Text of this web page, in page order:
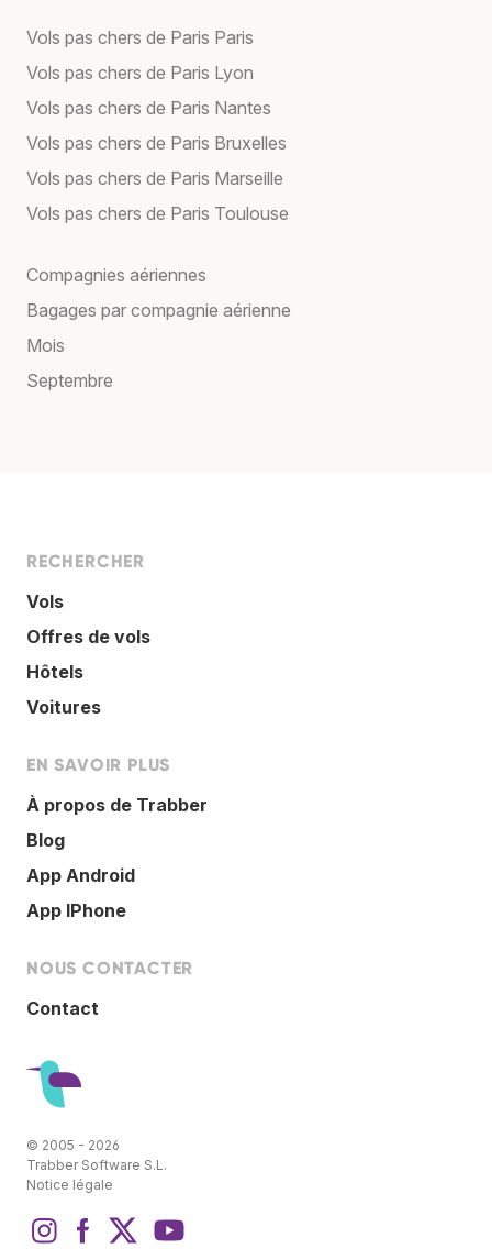
Vols pas chers de Paris Paris
Vols pas chers de Paris Lyon
Vols pas chers de Paris Nantes
Vols pas chers de Paris Bruxelles
Vols pas chers de Paris Marseille
Vols pas chers de Paris Toulouse
Compagnies aériennes
Bagages par compagnie aérienne
Mois
Septembre
RECHERCHER
Vols
Offres de vols
Hôtels
Voitures
EN SAVOIR PLUS
À propos de Trabber
Blog
App Android
App IPhone
NOUS CONTACTER
Contact
© 2005 - 2026
Trabber Software S.L.
Notice légale